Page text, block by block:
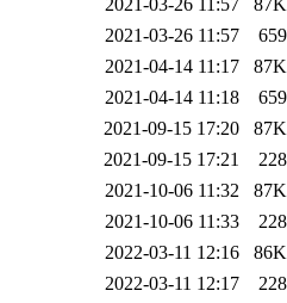
2021-03-26 11:57
87K
2021-03-26 11:57
659
2021-04-14 11:17
87K
2021-04-14 11:18
659
2021-09-15 17:20
87K
2021-09-15 17:21
228
2021-10-06 11:32
87K
2021-10-06 11:33
228
2022-03-11 12:16
86K
2022-03-11 12:17
228